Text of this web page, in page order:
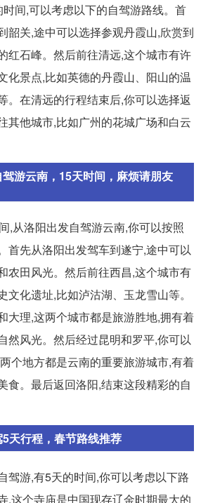
间,可以考虑以下的自驾游路线。首
韶关,途中可以选择参观丹霞山,欣赏到
红石峰。然后前往清远,这个城市有许
化景点,比如英德的丹霞山、阳山的温
。在清远的行程结束后,你可以选择返
其他城市,比如广州的花城广场和白云
游云南，15天时间，麻烦请朋友
,从洛阳出发自驾游云南,你可以按照
首先从洛阳出发驾车到遂宁,途中可以
农田风光。然后前往西昌,这个城市有
文化遗址,比如泸沽湖、玉龙雪山等。
大理,这两个城市都是旅游胜地,拥有着
然风光。然后经过昆明和罗平,你可以
个地方都是云南的重要旅游城市,有着
食。最后返回洛阳,结束这段精彩的自
天行程，春节路线推荐
驾游,有5天的时间,你可以考虑以下路
,这个寺庙是中国现存辽金时期最大的